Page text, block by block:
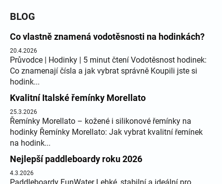
BLOG
Co vlastně znamená vodotěsnosti na hodinkách?
20.4.2026
Průvodce | Hodinky | 5 minut čtení Vodotěsnost hodinek:
Co znamenají čísla a jak vybrat správně Koupili jste si
hodink...
Kvalitní Italské řemínky Morellato
25.3.2026
Řemínky Morellato – kožené i silikonové řemínky na
hodinky Řemínky Morellato: Jak vybrat kvalitní řemínek
na hodink...
Nejlepší paddleboardy roku 2026
4.3.2026